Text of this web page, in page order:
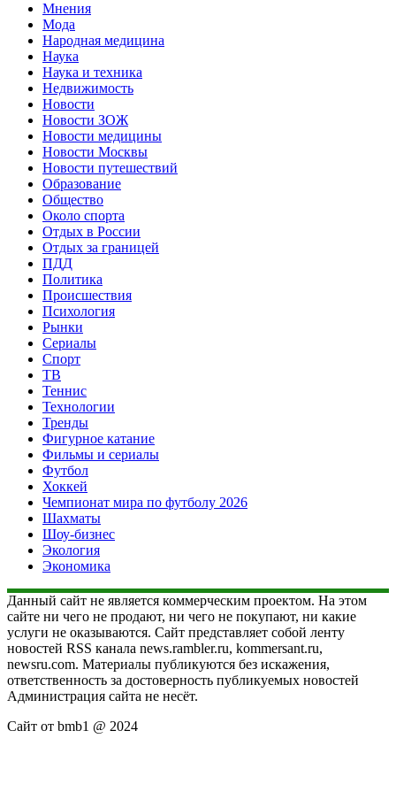
Мнения
Мода
Народная медицина
Наука
Наука и техника
Недвижимость
Новости
Новости ЗОЖ
Новости медицины
Новости Москвы
Новости путешествий
Образование
Общество
Около спорта
Отдых в России
Отдых за границей
ПДД
Политика
Происшествия
Психология
Рынки
Сериалы
Спорт
ТВ
Теннис
Технологии
Тренды
Фигурное катание
Фильмы и сериалы
Футбол
Хоккей
Чемпионат мира по футболу 2026
Шахматы
Шоу-бизнес
Экология
Экономика
Данный сайт не является коммерческим проектом. На этом
сайте ни чего не продают, ни чего не покупают, ни какие
услуги не оказываются. Сайт представляет собой ленту
новостей RSS канала news.rambler.ru, kommersant.ru,
newsru.com. Материалы публикуются без искажения,
ответственность за достоверность публикуемых новостей
Администрация сайта не несёт.
Сайт от bmb1 @ 2024